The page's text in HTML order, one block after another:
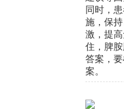
同时，
施，保
激，提
住，脾
答案，
案。